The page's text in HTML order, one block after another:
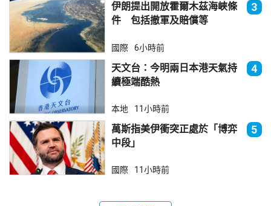
伊朗提出開放霍爾木茲海峽條
件 包括撤軍及賠償等
3
國際 6小時前
天文台：今明兩日本港天氣持
續極端酷熱
4
本地 11小時前
萬斯指美伊衝突正處於「博弈
中段」
5
國際 11小時前